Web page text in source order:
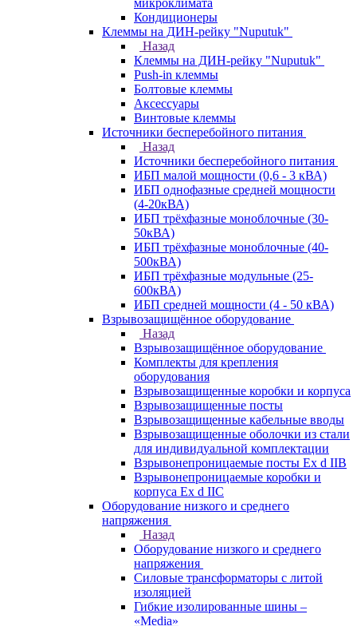
микроклимата
Кондиционеры
Клеммы на ДИН-рейку "Nuputuk"
Назад
Клеммы на ДИН-рейку "Nuputuk"
Push-in клеммы
Болтовые клеммы
Аксессуары
Винтовые клеммы
Источники бесперебойного питания
Назад
Источники бесперебойного питания
ИБП малой мощности (0,6 - 3 кВА)
ИБП однофазные средней мощности
(4-20кВА)
ИБП трёхфазные моноблочные (30-
50кВА)
ИБП трёхфазные моноблочные (40-
500кВА)
ИБП трёхфазные модульные (25-
600кВА)
ИБП средней мощности (4 - 50 кВА)
Взрывозащищённое оборудование
Назад
Взрывозащищённое оборудование
Комплекты для крепления
оборудования
Взрывозащищенные коробки и корпуса
Взрывозащищенные посты
Взрывозащищенные кабельные вводы
Взрывозащищенные оболочки из стали
для индивидуальной комплектации
Взрывонепроницаемые посты Ex d IIB
Взрывонепроницаемые коробки и
корпуса Ex d IIС
Оборудование низкого и среднего
напряжения
Назад
Оборудование низкого и среднего
напряжения
Силовые трансформаторы с литой
изоляцией
Гибкие изолированные шины –
«Media»